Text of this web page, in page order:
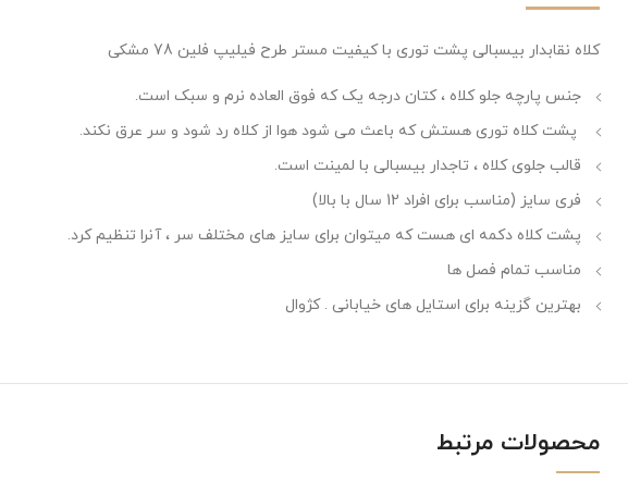
کلاه نقابدار بیسبالی پشت توری با کیفیت مستر طرح فیلیپ فلین 78 مشکی
جنس پارچه جلو کلاه ، کتان درجه یک که فوق العاده نرم و سبک است.
پشت کلاه توری هستش که باعث می شود هوا از کلاه رد شود و سر عرق نکند.
قالب جلوی کلاه ، تاجدار بیسبالی با لمینت است.
فری سایز (مناسب برای افراد 12 سال با بالا)
پشت کلاه دکمه ای هست که میتوان برای سایز های مختلف سر ، آنرا تنظیم کرد.
مناسب تمام فصل ها
بهترین گزینه برای استایل های خیابانی . کژوال
محصولات مرتبط